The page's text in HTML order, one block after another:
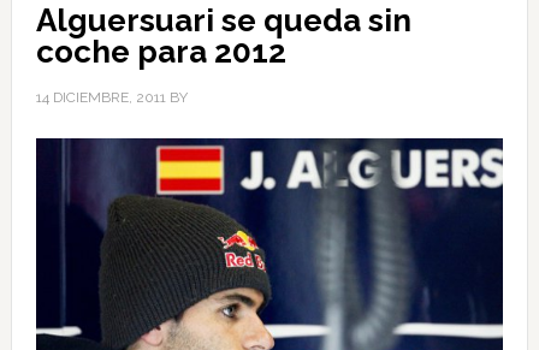
Alguersuari se queda sin
coche para 2012
14 DICIEMBRE, 2011 BY